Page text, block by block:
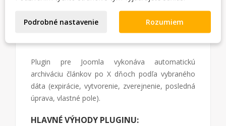
REVIEWS (6)
Plugin pre Joomla vykonáva automatickú
archiváciu článkov po X dňoch podľa vybraného
dáta (expirácie, vytvorenie, zverejnenie, posledná
úprava, vlastné pole).
HLAVNÉ VÝHODY PLUGINU:
Podrobné nastavenie Rozumiem